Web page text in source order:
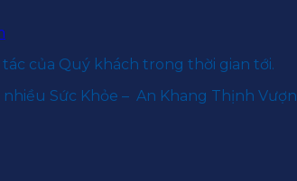
của Quý khách trong thời gian tới.
Sức Khỏe – An Khang Thịnh